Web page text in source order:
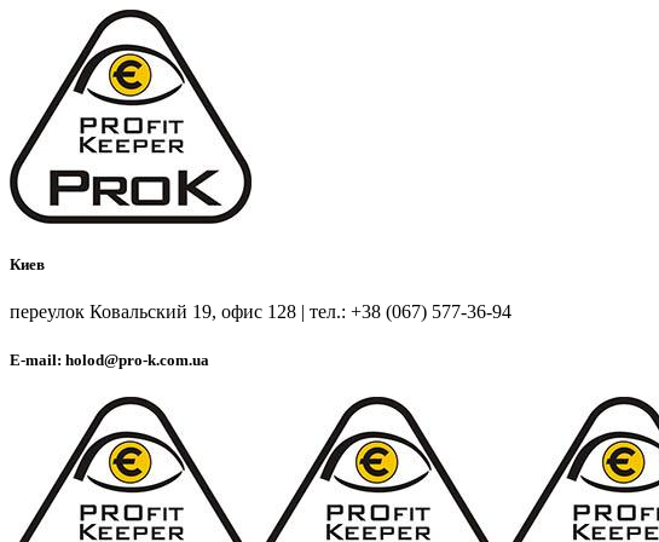
Киев
переулок Ковальский 19, офис 128 | тел.: +38 (067) 577-36-94
E-mail: holod@pro-k.com.ua